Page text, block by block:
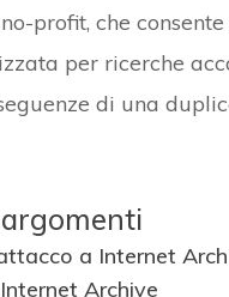
no-profit, che
per ricerche
di una
a Internet
Archive